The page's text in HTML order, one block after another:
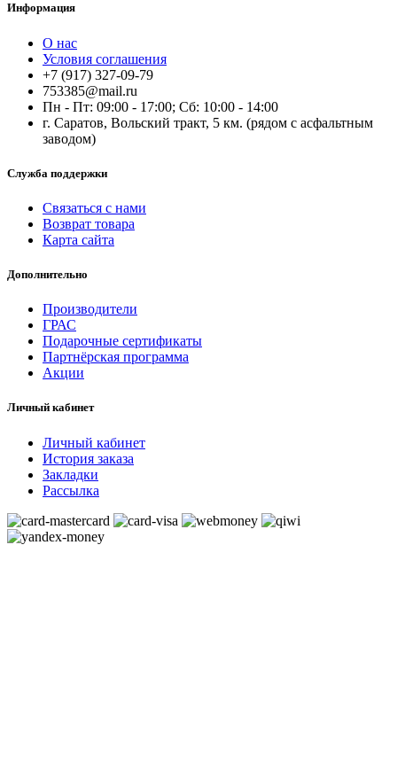
Информация
О нас
Условия соглашения
+7 (917) 327-09-79
753385@mail.ru
Пн - Пт: 09:00 - 17:00; Сб: 10:00 - 14:00
г. Саратов, Вольский тракт, 5 км. (рядом с асфальтным
заводом)
Служба поддержки
Связаться с нами
Возврат товара
Карта сайта
Дополнительно
Производители
ГРАС
Подарочные сертификаты
Партнёрская программа
Акции
Личный кабинет
Личный кабинет
История заказа
Закладки
Рассылка